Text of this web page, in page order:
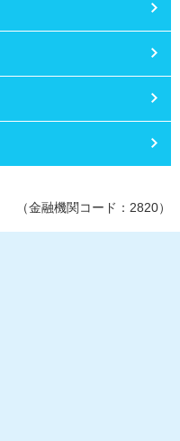
（金融機関コード：2820）